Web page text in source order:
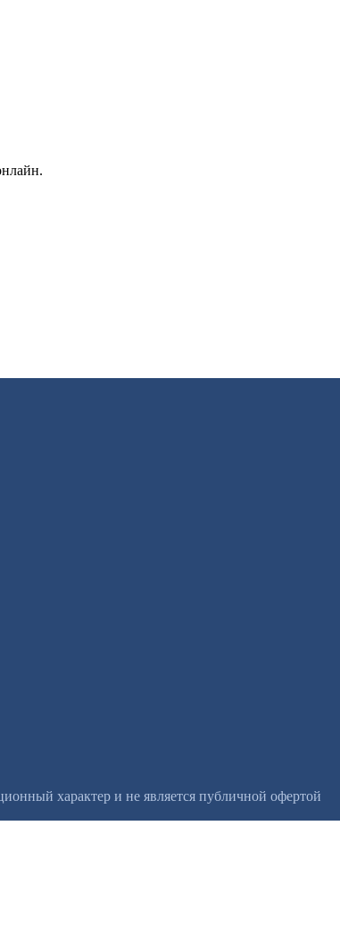
характер и не является публичной офертой